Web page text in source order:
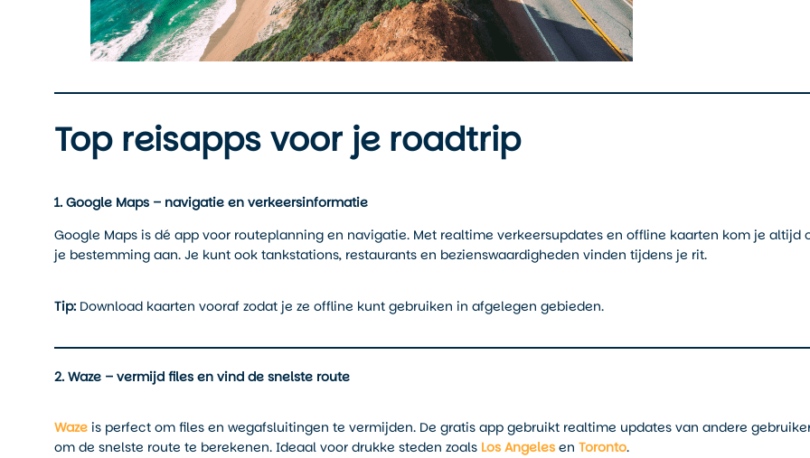
Top reisapps voor je roadtrip
1. Google Maps – navigatie en verkeersinformatie
Google Maps is dé app voor routeplanning en navigatie. Met realtime verkeersupdates en offline kaarten kom je altijd
je bestemming aan. Je kunt ook tankstations, restaurants en bezienswaardigheden vinden tijdens je rit.
Tip: Download kaarten vooraf zodat je ze offline kunt gebruiken in afgelegen gebieden.
2. Waze – vermijd files en vind de snelste route
Waze is perfect om files en wegafsluitingen te vermijden. De gratis app gebruikt realtime updates van andere
om de snelste route te berekenen. Ideaal voor drukke steden zoals Los Angeles en Toronto.